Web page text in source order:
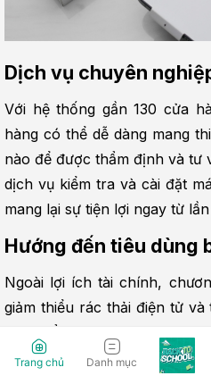
Dịch vụ chuyên
Với hệ thống gần 130 cửa
hàng có thể dễ dàng mang
nào để được thẩm định và tư
dịch vụ kiểm tra và cài đặt
mang lại sự tiện lợi ngay từ
Hướng đến tiêu dùng
Ngoài lợi ích tài chính,
giảm thiểu rác thải điện tử
Quy trình thu cũ
Trang chủ Danh mục